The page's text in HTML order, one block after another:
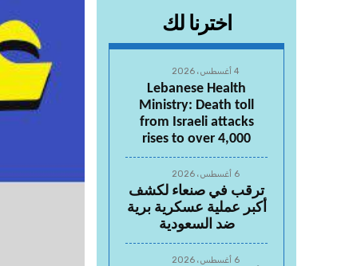
اخترنا لك
4 أغسطس، 2026
Lebanese Health
Ministry: Death toll
from Israeli attacks
rises to over 4,000
6 أغسطس، 2026
ترقب في صنعاء لكشف
أكبر عملية عسكرية برية
ضد السعودية
6 أغسطس، 2026